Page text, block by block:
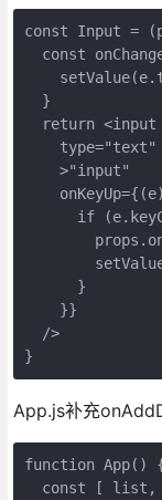
const Input =
const
  }
  return <input
    type="text"
    >"input"
if
      }
    }}
  />
}
App.js补充
function App()
const [ list,